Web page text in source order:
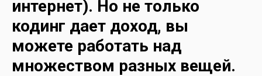
интернет). Но не только
кодинг дает доход, вы
можете работать над
множеством разных вещей.